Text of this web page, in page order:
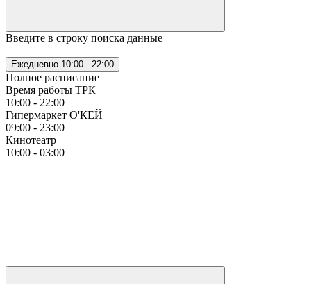
Введите в строку поиска данные
Ежедневно 10:00 - 22:00
Полное расписание
Время работы ТРК
10:00 - 22:00
Гипермаркет О'КЕЙ
09:00 - 23:00
Кинотеатр
10:00 - 03:00